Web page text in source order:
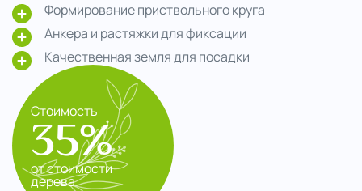
Формирование приствольного круга
Анкера и растяжки для фиксации
Качественная земля для посадки
Стоимость
35%
от стоимости
дерева